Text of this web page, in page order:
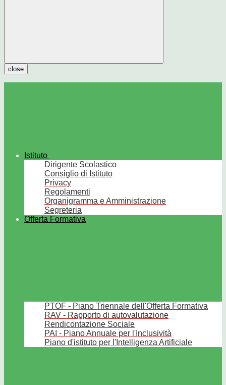
close
Istituto
Dirigente Scolastico
Consiglio di Istituto
Privacy
Regolamenti
Organigramma e Amministrazione
Segreteria
Offerta Formativa
PTOF - Piano Triennale dell'Offerta Formativa
RAV - Rapporto di autovalutazione
Rendicontazione Sociale
PAI - Piano Annuale per l'Inclusività
Piano d'istituto per l'Intelligenza Artificiale